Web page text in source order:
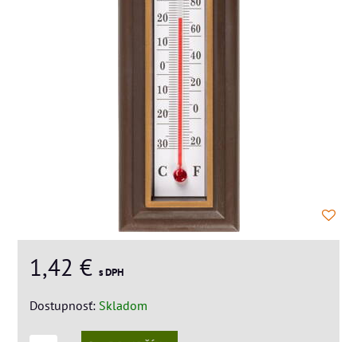
1,42 € s DPH
Dostupnosť: Skladom